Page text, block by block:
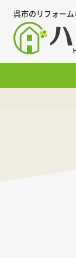
呉市のリフォー